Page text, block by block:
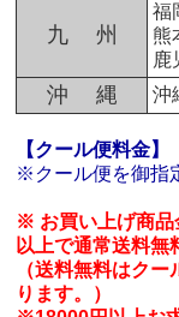
九 州
福
熊
鹿
沖 縄 沖
【クール便料金】
※クール便を御指
※ お買い上げ商品
以上で通常送料
（送料無料はク
ります。）